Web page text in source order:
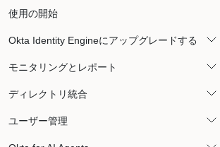
使用の開始
Okta Identity Engineにアップグレードする
モニタリングとレポート
ディレクトリ統合
ユーザー管理